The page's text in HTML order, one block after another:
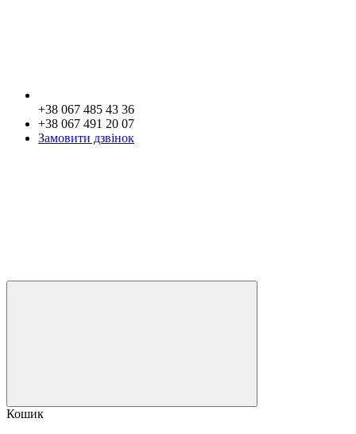
+38 067 485 43 36
+38 067 491 20 07
Замовити дзвінок
Кошик